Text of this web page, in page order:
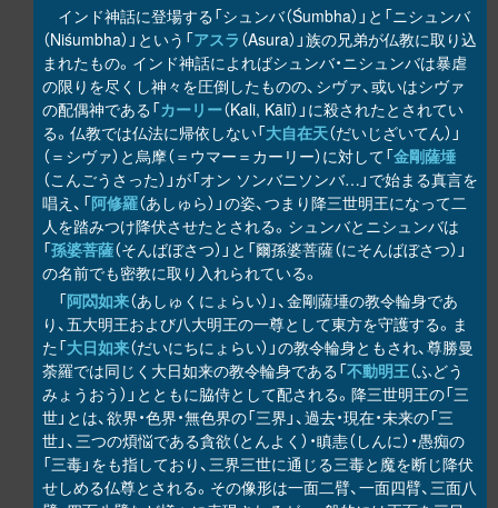
インド神話に登場する「シュンバ（Śumbha）」と「ニシュンバ
（Niśumbha）」という「アスラ （Asura）」族の兄弟が仏教に取り込
まれたもの。インド神話によればシュンバ・ニシュンバは暴虐
の限りを尽くし神々を圧倒したものの、シヴァ、或いはシヴァ
の配偶神である「カーリー（Kali, Kālī）」に殺されたとされてい
る。仏教では仏法に帰依しない「大自在天（だいじざいてん）」
（＝シヴァ）と烏摩（＝ウマー＝カーリー）に対して「金剛薩埵
（こんごうさった）」が「オン ソンバニソンバ…」で始まる真言を
唱え、「阿修羅（あしゅら）」の姿、つまり降三世明王になって二
人を踏みつけ降伏させたとされる。シュンバとニシュンバは
「孫婆菩薩（そんばぼさつ）」と「爾孫婆菩薩（にそんばぼさつ）」
の名前でも密教に取り入れられている。
「阿閦如来（あしゅくにょらい）」、金剛薩埵の教令輪身であ
り、五大明王および八大明王の一尊として東方を守護する。ま
た「大日如来（だいにちにょらい）」の教令輪身ともされ、尊勝曼
荼羅では同じく大日如来の教令輪身である「不動明王（ふどう
みょうおう）」とともに脇侍として配される。降三世明王の「三
世」とは、欲界・色界・無色界の「三界」、過去・現在・未来の「三
世」、三つの煩悩である貪欲（とんよく）・瞋恚（しんに）・愚痴の
「三毒」をも指しており、三界三世に通じる三毒と魔を断じ降伏
せしめる仏尊とされる。その像形は一面二臂、一面四臂、三面八